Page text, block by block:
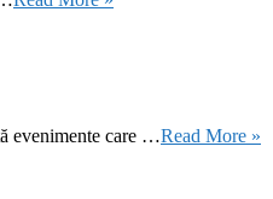
evenimente care …Read More »